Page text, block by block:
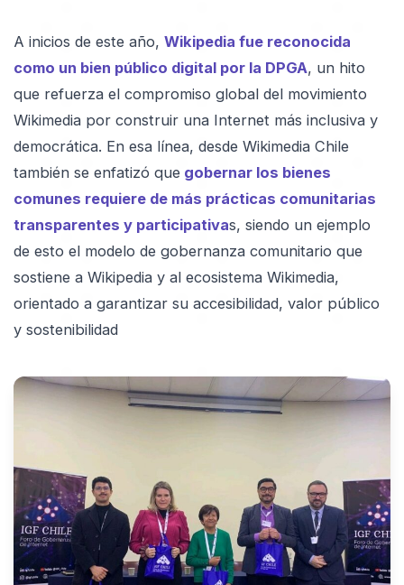
A inicios de este año, Wikipedia fue reconocida
como un bien público digital por la DPGA, un hito
que refuerza el compromiso global del movimiento
Wikimedia por construir una Internet más inclusiva y
democrática. En esa línea, desde Wikimedia Chile
también se enfatizó que gobernar los bienes
comunes requiere de más prácticas comunitarias
transparentes y participativas, siendo un ejemplo
de esto el modelo de gobernanza comunitario que
sostiene a Wikipedia y al ecosistema Wikimedia,
orientado a garantizar su accesibilidad, valor público
y sostenibilidad